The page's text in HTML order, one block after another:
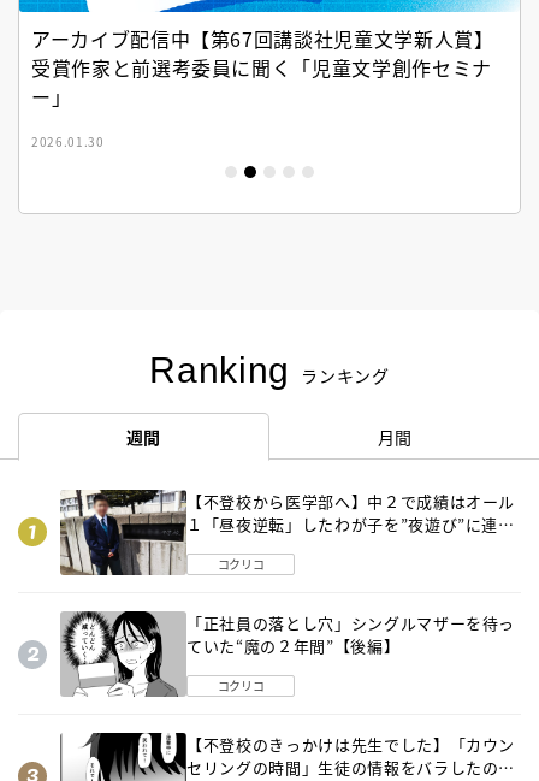
アーカイブ配信中【第67回講談社児童文学新人賞】
受賞作家と前選考委員に聞く「児童文学創作セミナ
ー」
2026.01.30
Ranking ランキング
週間 月間
【不登校から医学部へ】中２で成績はオール
１「昼夜逆転」したわが子を”夜遊び”に連れ
コクリコ
「正社員の落とし穴」シングルマザーを待っ
ていた“魔の２年間”【後編】
コクリコ
【不登校のきっかけは先生でした】「カウン
セリングの時間」生徒の情報をバラしたの